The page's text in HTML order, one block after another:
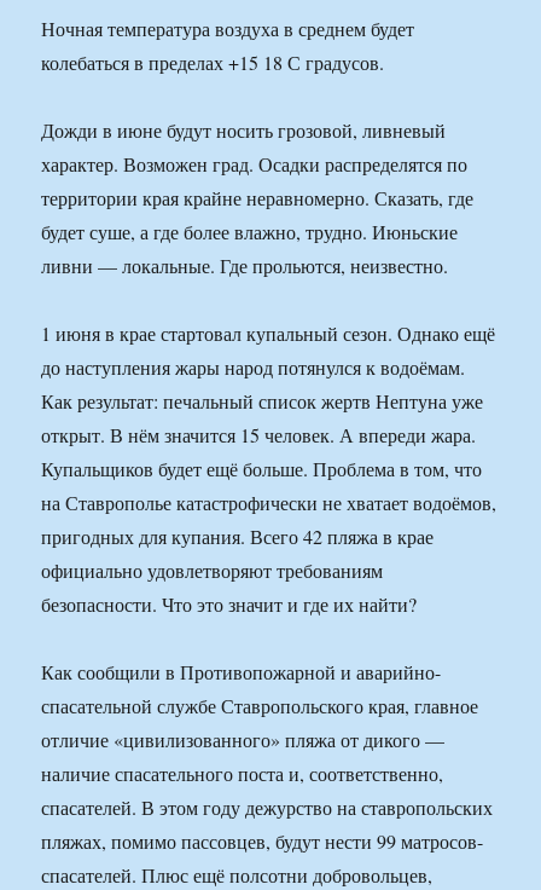
Ночная температура воздуха в среднем будет
колебаться в пределах +15 18 С градусов.
Дожди в июне будут носить грозовой, ливневый
характер. Возможен град. Осадки распределятся по
территории края крайне неравномерно. Сказать, где
будет суше, а где более влажно, трудно. Июньские
ливни — локальные. Где прольются, неизвестно.
1 июня в крае стартовал купальный сезон. Однако ещё
до наступления жары народ потянулся к водоёмам.
Как результат: печальный список жертв Нептуна уже
открыт. В нём значится 15 человек. А впереди жара.
Купальщиков будет ещё больше. Проблема в том, что
на Ставрополье катастрофически не хватает водоёмов,
пригодных для купания. Всего 42 пляжа в крае
официально удовлетворяют требованиям
безопасности. Что это значит и где их найти?
Как сообщили в Противопожарной и аварийно-
спасательной службе Ставропольского края, главное
отличие «цивилизованного» пляжа от дикого —
наличие спасательного поста и, соответственно,
спасателей. В этом году дежурство на ставропольских
пляжах, помимо пассовцев, будут нести 99 матросов-
спасателей. Плюс ещё полсотни добровольцев,